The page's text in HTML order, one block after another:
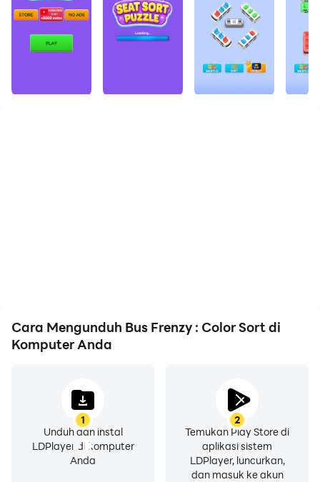
Cara Mengunduh Bus Frenzy : Color Sort di
Komputer Anda
1
Unduh dan instal
LDPlayer di komputer
Anda
2
Temukan Play Store di
aplikasi sistem
LDPlayer, luncurkan,
dan masuk ke akun